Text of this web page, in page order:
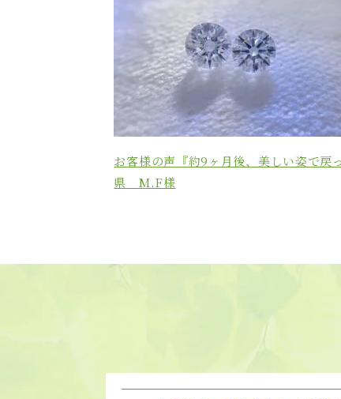
お客様の声『約9ヶ月後、美しい姿で戻
県 M.F様